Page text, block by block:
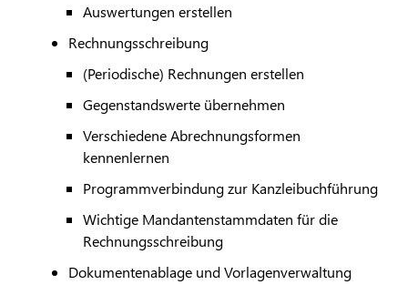
Auswertungen erstellen
Rechnungsschreibung
(Periodische) Rechnungen erstellen
Gegenstandswerte übernehmen
Verschiedene Abrechnungsformen
kennenlernen
Programmverbindung zur Kanzleibuchführung
Wichtige Mandantenstammdaten für die
Rechnungsschreibung
Dokumentenablage und Vorlagenverwaltung